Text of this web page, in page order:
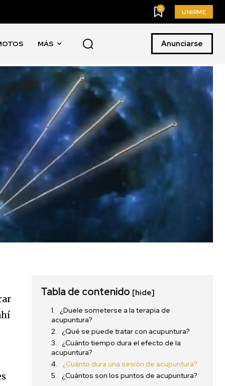
0 UNIRME
MÁS Anunciarse
Tabla de contenido [hide]
¿Duele someterse a la terapia de
acupuntura?
¿Qué se puede tratar con acupuntura?
¿Cuánto tiempo dura el efecto de la
acupuntura?
¿Cuánto dura una sesión de acupuntura?
¿Cuántos son los puntos de acupuntura?